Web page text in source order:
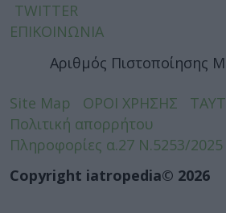
TWITTER
ΕΠΙΚΟΙΝΩΝΙΑ
Αριθμός Πιστοποίησης
Site Map ΟΡΟΙ ΧΡΗΣΗΣ
Πολιτική απορρήτου
Πληροφορίες α.27 Ν.5253/2025
Copyright iatropedia© 2026